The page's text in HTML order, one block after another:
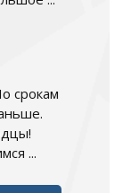
срокам
...